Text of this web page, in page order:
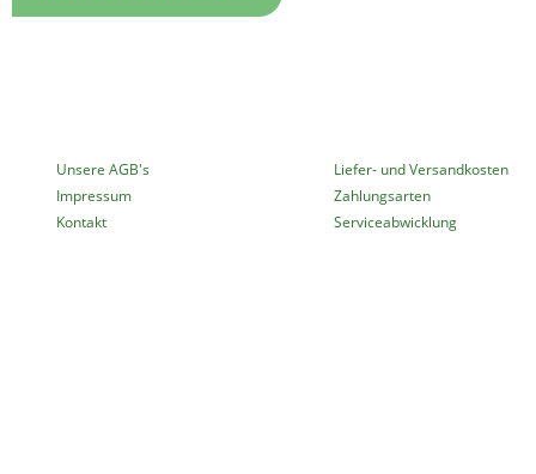
Unsere AGB's
Impressum
Kontakt
Liefer- und Versandkosten
Zahlungsarten
Serviceabwicklung